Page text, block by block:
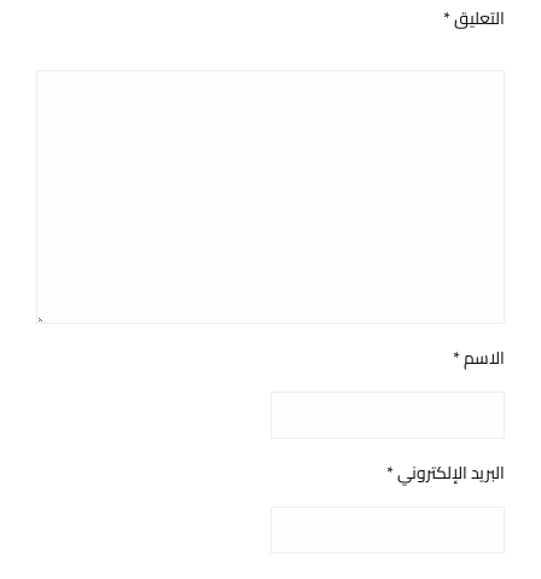
التعليق*
الاسم*
البريد الإلكتروني*